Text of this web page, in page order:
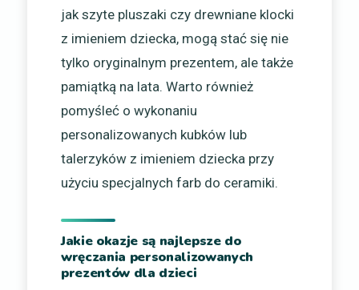
jak szyte pluszaki czy drewniane klocki
z imieniem dziecka, mogą stać się nie
tylko oryginalnym prezentem, ale także
pamiątką na lata. Warto również
pomyśleć o wykonaniu
personalizowanych kubków lub
talerzyków z imieniem dziecka przy
użyciu specjalnych farb do ceramiki.
Jakie okazje są najlepsze do
wręczania personalizowanych
prezentów dla dzieci